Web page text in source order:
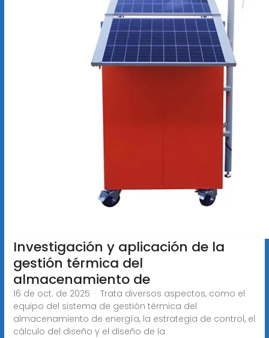
Investigación y aplicación de la
gestión térmica del
almacenamiento de
16 de oct. de 2025 · Trata diversos aspectos, como el
equipo del sistema de gestión térmica del
almacenamiento de energía, la estrategia de control, el
cálculo del diseño y el diseño de la